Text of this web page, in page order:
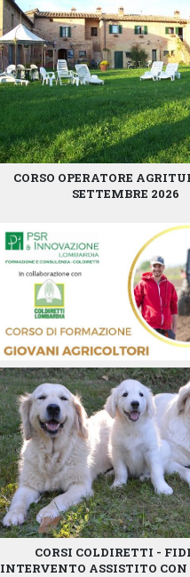
CORSO OPERATORE
SETTEMBRE 2026
CORSI COLDIRETTI -
INTERVENTO ASSISTITO